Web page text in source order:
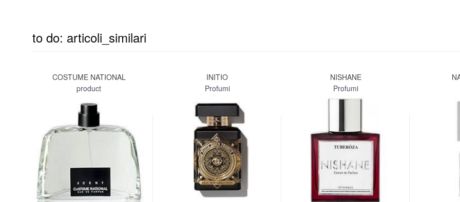
to do: articoli_similari
COSTUME NATIONAL
product
INITIO
Profumi
NISHANE
Profumi